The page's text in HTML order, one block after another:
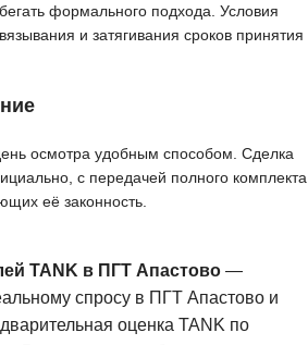
формального подхода. Условия
и затягивания сроков принятия
осмотра удобным способом. Сделка
с передачей полного комплекта
её законность.
TANK в ПГТ Апастово—
спросу в ПГТ Апастово и
оценка TANK по